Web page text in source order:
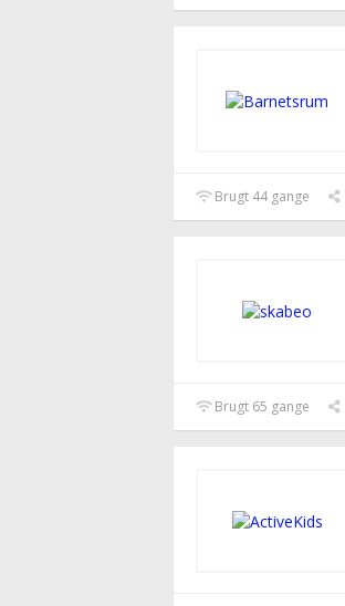
Brugt 44 gange
Brugt 65 gange